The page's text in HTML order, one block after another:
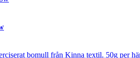
bomull från Kinna textil. 50g per